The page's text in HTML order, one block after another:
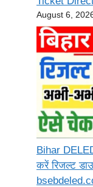
August 6,
Bihar
करें रिजल्ट